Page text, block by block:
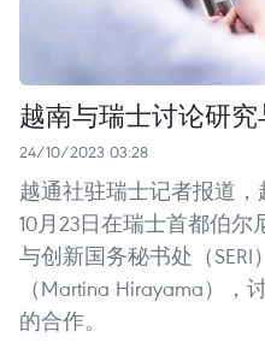
越南与瑞士讨论研
24/10/2023 03:28
越通社驻瑞士记者报道
10月23日在瑞士首都伯
与创新国务秘书处（SERI
（Martina Hirayama）
的合作。